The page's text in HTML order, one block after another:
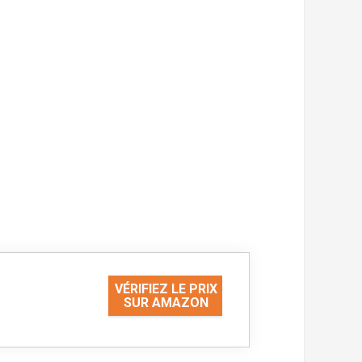
VÉRIFIEZ LE PRIX
SUR AMAZON